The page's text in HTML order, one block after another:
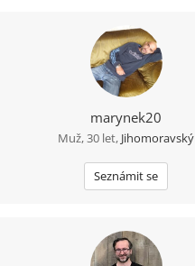
marynek20
Muž, 30 let, Jihomoravský
Seznámit se